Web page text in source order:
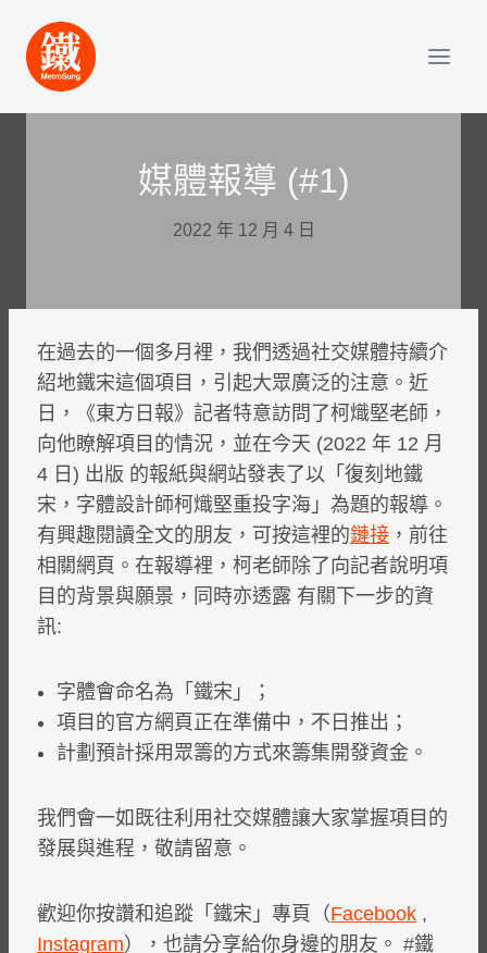
content
媒體報導 (#1)
2022 年 12 月 4 日
在過去的一個多月裡，我們透過社交媒體持續介
紹地鐵宋這個項目，引起大眾廣泛的注意。近
日，《東方日報》記者特意訪問了柯熾堅老師，
向他瞭解項目的情況，並在今天 (2022 年 12 月
4 日) 出版 的報紙與網站發表了以「復刻地鐵
宋，字體設計師柯熾堅重投字海」為題的報導。
有興趣閱讀全文的朋友，可按這裡的鏈接 ，前往
相關網頁。在報導裡，柯老師除了向記者說明項
目的背景與願景，同時亦透露 有關下一步的資
訊:
字體會命名為「鐵宋」；
項目的官方網頁正在準備中，不日推出；
計劃預計採用眾籌的方式來籌集開發資金。
我們會一如既往利用社交媒體讓大家掌握項目的
發展與進程，敬請留意。
歡迎你按讚和追蹤「鐵宋」專頁（Facebook ,
Instagram），也請分享給你身邊的朋友。 #鐵